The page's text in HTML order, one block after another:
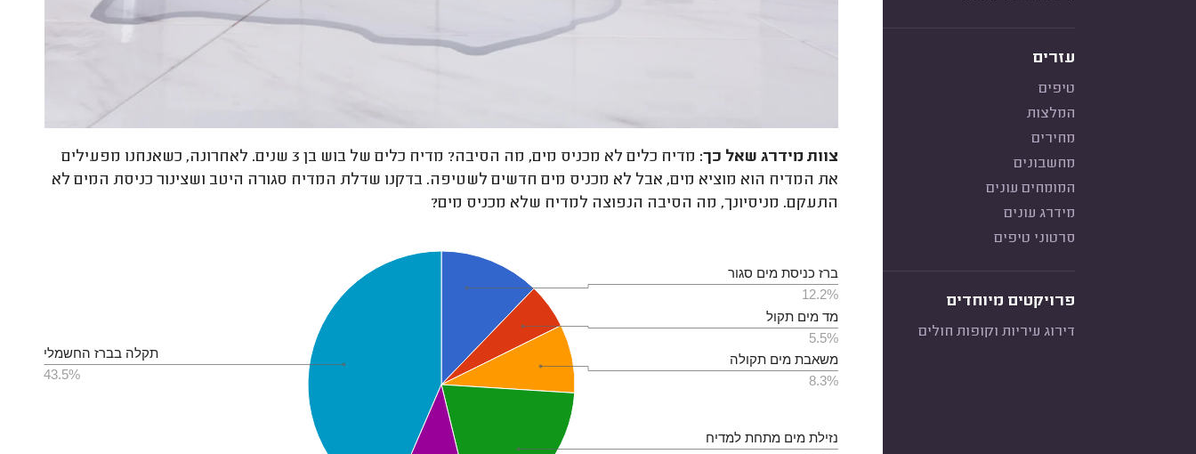
עזרים
טיפים
המלצות
מחירים
מחשבונים
המומחים עונים
מידרג עונים
סרטוני טיפים
פרויקטים מיוחדים
דירוג עיריות וקופות חולים
צוות מידרג שאל כך:
מדיח כלים לא מכניס מים, מה הסיבה? מדיח כלים של בוש בן 3 שנים. לאחרונה, כשאנחנו מפעילים
את המדיח הוא מוציא מים, אבל לא מכניס מים חדשים לשטיפה. בדקנו שדלת המדיח סגורה היטב ושצינור כניסת המים לא
התעקם. מניסיונך, מה הסיבה הנפוצה למדיח שלא מכניס מים?
ברז כניסת מים סגור
12.2%
מד מים תקול
5.5%
משאבת מים תקולה
8.3%
נזילת מים מתחת למדיח
תקלה בברז החשמלי
43.5%